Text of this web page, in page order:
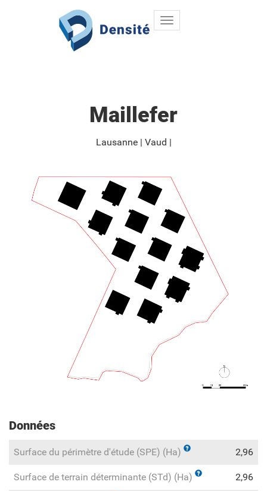
Aller au contenu principal
Toggle
Maillefer
Lausanne Vaud
Données
Surface du périmètre d'étude (SPE) (Ha) 2,96
Surface de terrain déterminante (STd) (Ha) 2,96